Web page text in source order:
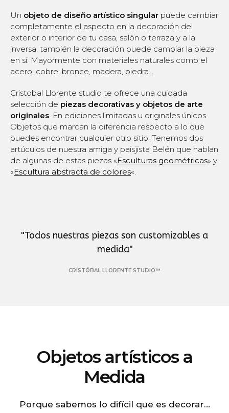
Un objeto de diseño artístico singular puede cambiar
completamente el aspecto en la decoración del
exterior o interior de tu casa, salón o terraza y a la
inversa, también la decoración puede cambiar la pieza
en sí. Mayormente con materiales naturales como el
acero, cobre, bronce, madera, piedra…
Cristobal Llorente studio te ofrece una cuidada
selección de piezas decorativas y objetos de arte
originales. En ediciones limitadas u originales únicos.
Objetos que marcan la diferencia respecto a lo que
puedes encontrar cualquier otro sitio. Tenemos dos
artúculos de nuestra amiga y paisjista Belén que hablan
de algunas de estas piezas «Esculturas geométricas» y
«Escultura abstracta de colores«.
"Todos nuestras piezas son customizables a
medida"
CRISTÓBAL LLORENTE STUDIO™
Objetos artísticos a
Medida
Porque sabemos lo difícil que es decorar…